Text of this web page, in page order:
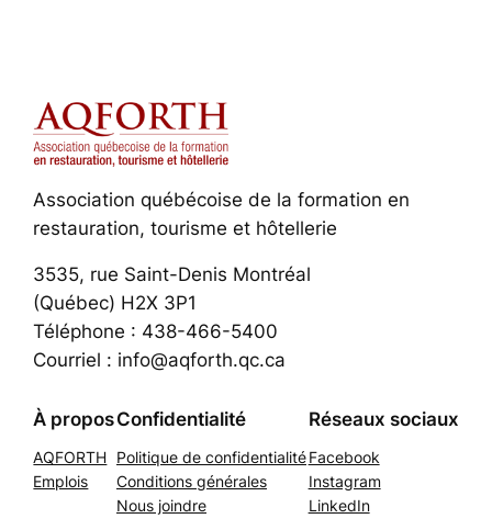
Association québécoise de la formation en
restauration, tourisme et hôtellerie
3535, rue Saint-Denis Montréal
(Québec) H2X 3P1
Téléphone : 438-466-5400
Courriel : info@aqforth.qc.ca
À propos
AQFORTH
Emplois
Confidentialité
Politique de confidentialité
Conditions générales
Nous joindre
Réseaux sociaux
Facebook
Instagram
LinkedIn